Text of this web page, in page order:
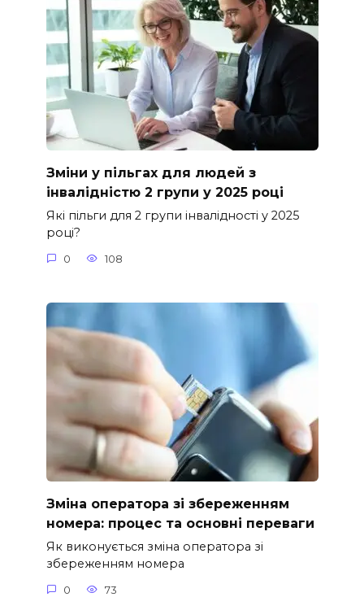
Зміни у пільгах для людей з
інвалідністю 2 групи у 2025 році
Які пільги для 2 групи інвалідності у 2025
році?
0 108
Зміна оператора зі збереженням
номера: процес та основні переваги
Як виконується зміна оператора зі
збереженням номера
0 73